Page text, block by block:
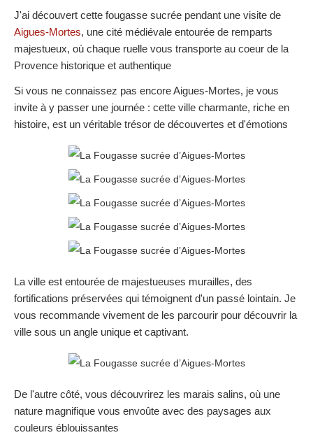
J'ai découvert cette fougasse sucrée pendant une visite de
Aigues-Mortes, une cité médiévale entourée de remparts
majestueux, où chaque ruelle vous transporte au coeur de la
Provence historique et authentique
Si vous ne connaissez pas encore Aigues-Mortes, je vous
invite à y passer une journée : cette ville charmante, riche en
histoire, est un véritable trésor de découvertes et d'émotions
La ville est entourée de majestueuses murailles, des
fortifications préservées qui témoignent d'un passé lointain. Je
vous recommande vivement de les parcourir pour découvrir la
ville sous un angle unique et captivant.
De l'autre côté, vous découvrirez les marais salins, où une
nature magnifique vous envoûte avec des paysages aux
couleurs éblouissantes